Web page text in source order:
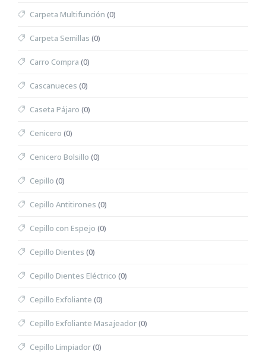
Carpeta Multifunción (0)
Carpeta Semillas (0)
Carro Compra (0)
Cascanueces (0)
Caseta Pájaro (0)
Cenicero (0)
Cenicero Bolsillo (0)
Cepillo (0)
Cepillo Antitirones (0)
Cepillo con Espejo (0)
Cepillo Dientes (0)
Cepillo Dientes Eléctrico (0)
Cepillo Exfoliante (0)
Cepillo Exfoliante Masajeador(0)
Cepillo Limpiador(0)